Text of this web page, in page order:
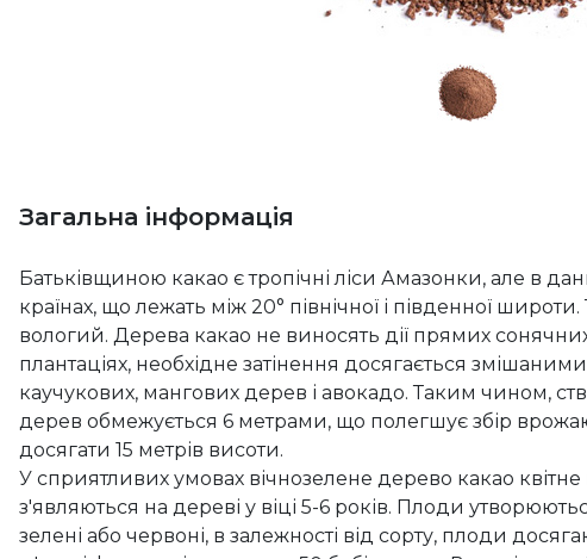
Загальна інформація
Батьківщиною какао є тропічні ліси Амазонки, але в
країнах, що лежать між 20° північної і південної
вологий. Дерева какао не виносять дії прямих
плантаціях, необхідне затінення досягається
каучукових, мангових дерев і авокадо. Таким чином,
дерев обмежується 6 метрами, що полегшує збір
досягати 15 метрів висоти.
У сприятливих умовах вічнозелене дерево какао квітне
з'являються на дереві у віці 5-6 років. Плоди
зелені або червоні, в залежності від сорту, плоди